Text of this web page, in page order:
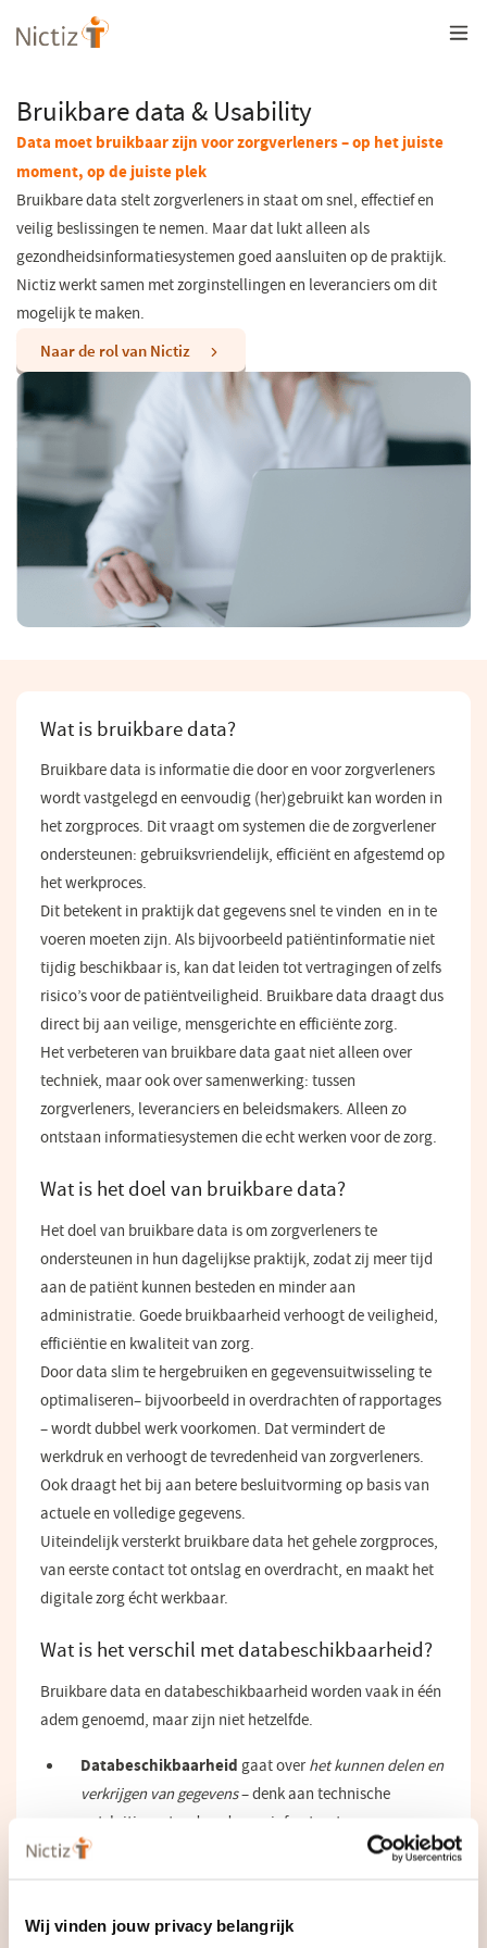
Wij vinden jouw privacy belangrijk
Overslaan
en
gaan
Bruikbare data & Usability
Data moet bruikbaar zijn voor zorgverleners – op het juiste
moment, op de juiste plek
Bruikbare data stelt zorgverleners in staat om snel, effectief en
veilig beslissingen te nemen. Maar dat lukt alleen als
gezondheidsinformatiesystemen goed aansluiten op de praktijk.
Nictiz werkt samen met zorginstellingen en leveranciers om dit
mogelijk te maken.
Naar de rol van Nictiz
Wat is bruikbare data?
Bruikbare data is informatie die door en voor zorgverleners
wordt vastgelegd en eenvoudig (her)gebruikt kan worden in
het zorgproces. Dit vraagt om systemen die de zorgverlener
ondersteunen: gebruiksvriendelijk, efficiënt en afgestemd op
het werkproces.
Dit betekent in praktijk dat gegevens snel te vinden en in te
voeren moeten zijn. Als bijvoorbeeld patiëntinformatie niet
tijdig beschikbaar is, kan dat leiden tot vertragingen of zelfs
risico’s voor de patiëntveiligheid. Bruikbare data draagt dus
direct bij aan veilige, mensgerichte en efficiënte zorg.
Het verbeteren van bruikbare data gaat niet alleen over
techniek, maar ook over samenwerking: tussen
zorgverleners, leveranciers en beleidsmakers. Alleen zo
ontstaan informatiesystemen die echt werken voor de zorg.
Wat is het doel van bruikbare data?
Het doel van bruikbare data is om zorgverleners te
ondersteunen in hun dagelijkse praktijk, zodat zij meer tijd
aan de patiënt kunnen besteden en minder aan
administratie. Goede bruikbaarheid verhoogt de veiligheid,
efficiëntie en kwaliteit van zorg.
Door data slim te hergebruiken en gegevensuitwisseling te
optimaliseren– bijvoorbeeld in overdrachten of rapportages
– wordt dubbel werk voorkomen. Dat vermindert de
werkdruk en verhoogt de tevredenheid van zorgverleners.
Ook draagt het bij aan betere besluitvorming op basis van
actuele en volledige gegevens.
Uiteindelijk versterkt bruikbare data het gehele zorgproces,
van eerste contact tot ontslag en overdracht, en maakt het
digitale zorg écht werkbaar.
Wat is het verschil met databeschikbaarheid?
Bruikbare data en databeschikbaarheid worden vaak in één
adem genoemd, maar zijn niet hetzelfde.
Databeschikbaarheid gaat overhet kunnen delen en
verkrijgen van gegevens– denk aan technische
ontsluiting, standaarden en infrastructuur.
Bruikbare data
de ervaring van de
terug te vinden en te gebruiken binnen het zorgproces